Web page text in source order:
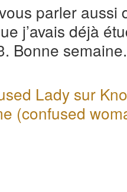
parler aussi
j’avais déjà
Bonne semaine.
Lady sur
(confused